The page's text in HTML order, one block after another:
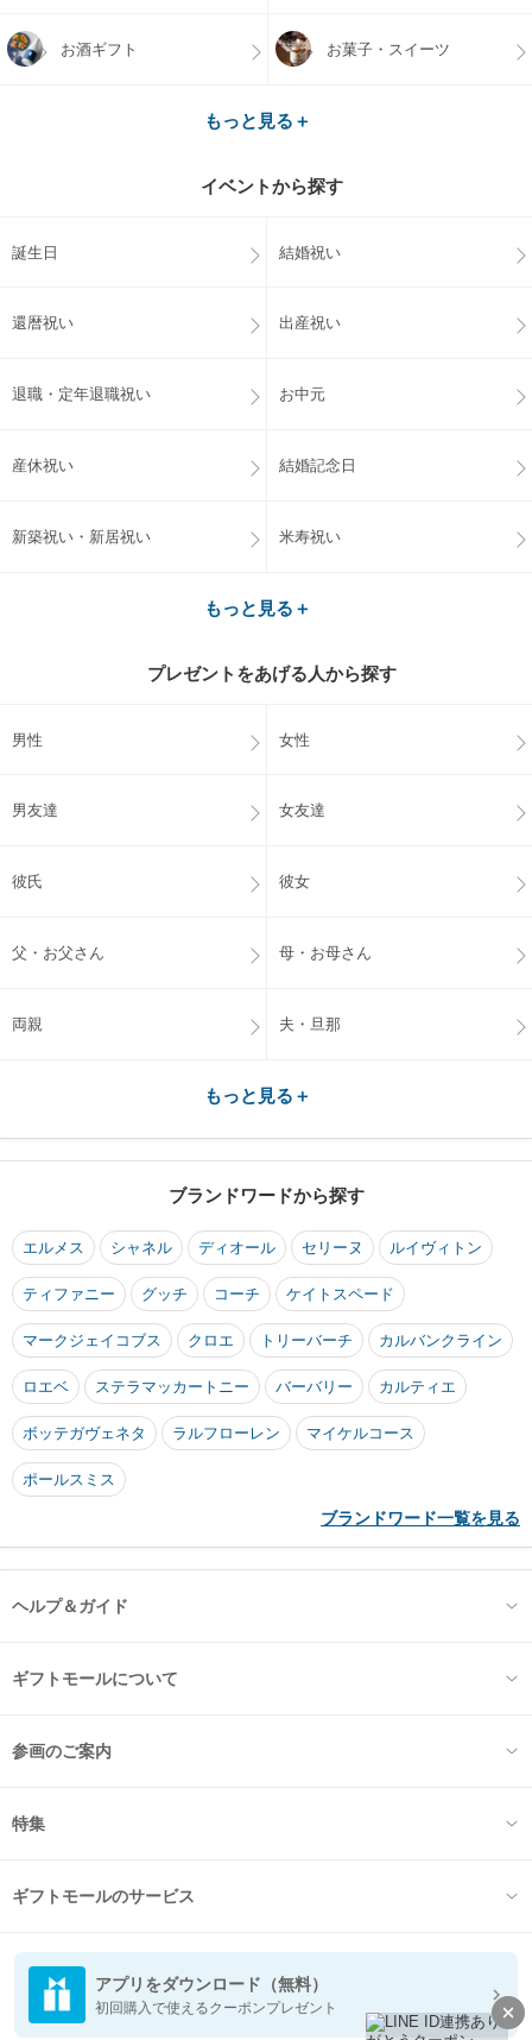
お酒ギフト お菓子・スイーツ
もっと見る＋
イベントから探す
誕生日 結婚祝い
還暦祝い 出産祝い
退職・定年退職祝い お中元
産休祝い 結婚記念日
新築祝い・新居祝い 米寿祝い
もっと見る＋
プレゼントをあげる人から探す
男性 女性
男友達 女友達
彼氏 彼女
父・お父さん 母・お母さん
両親 夫・旦那
もっと見る＋
ブランドワードから探す
エルメス シャネル ディオール セリーヌ ルイヴィトン
ティファニー グッチ コーチ ケイトスペード
マークジェイコブス クロエ トリーバーチ カルバンクライン
ロエベ ステラマッカートニー バーバリー カルティエ
ボッテガヴェネタ ラルフローレン マイケルコース
ポールスミス
ブランドワード一覧を見る
ヘルプ＆ガイド
ギフトモールについて
参画のご案内
特集
ギフトモールのサービス
アプリをダウンロード（無料）
初回購入で使えるクーポンプレゼント